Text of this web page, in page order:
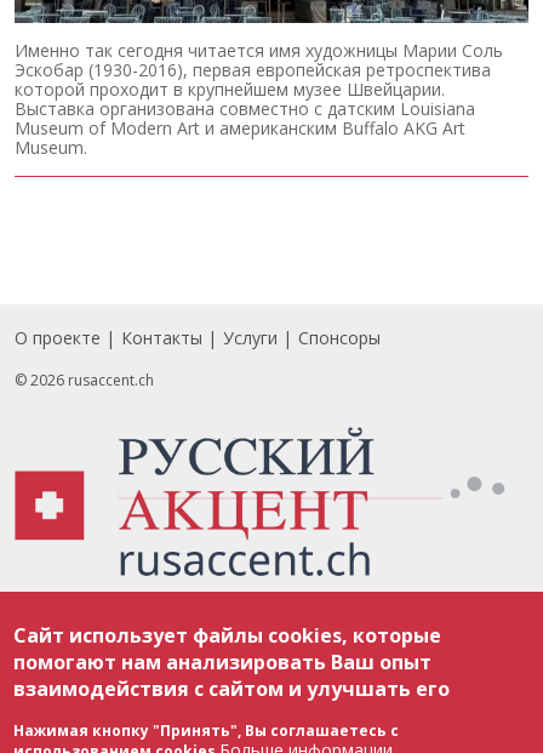
Именно так сегодня читается имя художницы Марии Соль
Эскобар (1930-2016), первая европейская ретроспектива
которой проходит в крупнейшем музее Швейцарии.
Выставка организована совместно с датским Louisiana
Museum of Modern Art и американским Buffalo AKG Art
Museum.
Footer
О проекте Контакты Услуги Спонсоры
© 2026 rusaccent.ch
соответствии с законодательством Швейцарии об авторском праве и
международными соглашениями. Полное или частичное использование
материалов возможно только с разрешения редакции. В случае полного
или частичного воспроизведения материалов сайта rusaccent.ch,
ОБЯЗАТЕЛЬНА АКТИВНАЯ ГИПЕРССЫЛКА на конкретный заимствованный
текст. Фотоизображения, размещенные редакцией rusaccent.ch, являются
ее исключительной собственностью. Полное или частичное
Сайт использует файлы cookies, которые
помогают нам анализировать Ваш опыт
взаимодействия с сайтом и улучшать его
Нажимая кнопку "Принять", Вы соглашаетесь с